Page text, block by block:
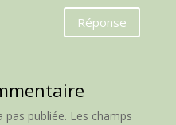
Réponse
pas publiée. Les champs